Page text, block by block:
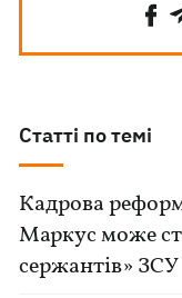
Статті по темі
Кадрова
Маркус може
сержантів» ЗСУ